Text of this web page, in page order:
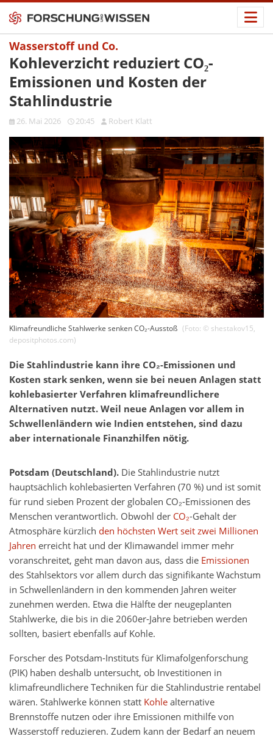
Wasserstoff und Co.
Kohleverzicht reduziert CO₂-
Emissionen und Kosten der
Stahlindustrie
26. Mai 2026 20:45 Robert Klatt
Klimafreundliche Stahlwerke senken CO₂-Ausstoß (Foto: © shestakov15,
depositphotos.com)
Die Stahlindustrie kann ihre CO₂-Emissionen und
Kosten stark senken, wenn sie bei neuen Anlagen statt
kohlebasierter Verfahren klimafreundlichere
Alternativen nutzt. Weil neue Anlagen vor allem in
Schwellenländern wie Indien entstehen, sind dazu
aber internationale Finanzhilfen nötig.
Potsdam (Deutschland). Die Stahlindustrie nutzt
hauptsächlich kohlebasierten Verfahren (70 %) und ist somit
für rund sieben Prozent der globalen CO₂-Emissionen des
Menschen verantwortlich. Obwohl der CO₂-Gehalt der
Atmosphäre kürzlich den höchsten Wert seit zwei Millionen
Jahren erreicht hat und der Klimawandel immer mehr
voranschreitet, geht man davon aus, dass die Emissionen
des Stahlsektors vor allem durch das signifikante Wachstum
in Schwellenländern in den kommenden Jahren weiter
zunehmen werden. Etwa die Hälfte der neugeplanten
Stahlwerke, die bis in die 2060er-Jahre betrieben werden
sollten, basiert ebenfalls auf Kohle.
Forscher des Potsdam-Instituts für Klimafolgenforschung
(PIK) haben deshalb untersucht, ob Investitionen in
klimafreundlichere Techniken für die Stahlindustrie rentabel
wären. Stahlwerke können statt Kohlealternative
Brennstoffe nutzen oder ihre Emissionen mithilfe von
Wasserstoff reduzieren. Zudem kann der Bedarf an neuem